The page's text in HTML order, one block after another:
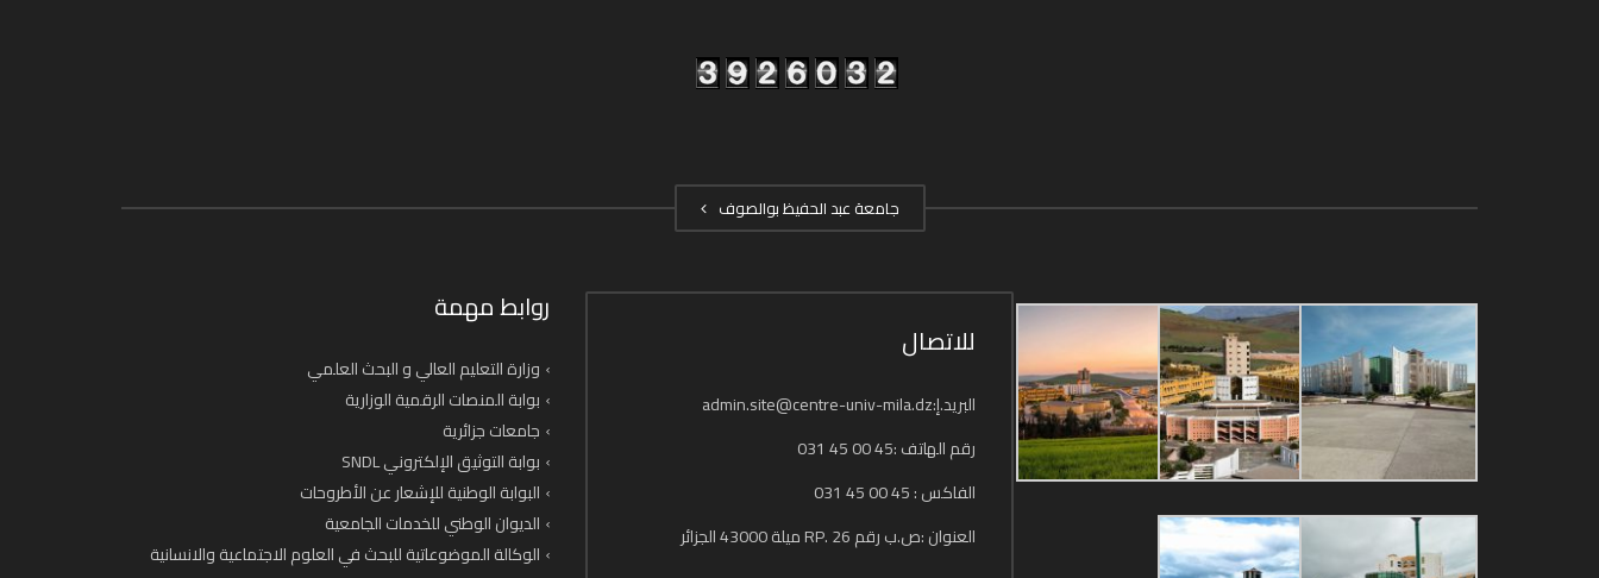
جامعة عبد الحفيظ بوالصوف
روابط مهمة
وزارة التعليم العالي و البحث العلمي
بوابة المنصات الرقمية الوزارية
جامعات جزائرية
بوابة التوثيق الإلكتروني SNDL
البوابة الوطنية للإشعار عن الأطروحات
الديوان الوطني للخدمات الجامعية
الوكالة الموضوعاتية للبحث في العلوم الاجتماعية والانسانية
للاتصال
البريد.إ:admin.site@centre-univ-mila.dz
رقم الهاتف :45 00 45 031
الفاكس : 45 00 45 031
العنوان :ص.ب رقم 26 .RP ميلة 43000 الجزائر